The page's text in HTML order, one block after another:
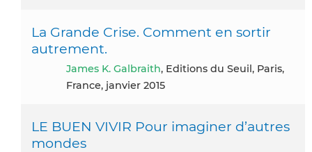
La Grande Crise. Comment en sortir
autrement.
James K. Galbraith, Editions du Seuil, Paris,
France, janvier 2015
LE BUEN VIVIR Pour imaginer d’autres
mondes